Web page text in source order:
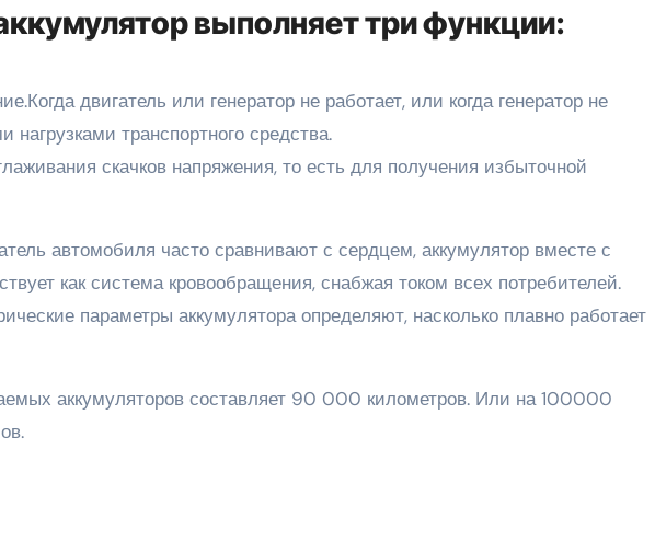
выполняет три функции:
двигатель или генератор не работает, или когда генератор не
нагрузками транспортного средства.
скачков напряжения, то есть для получения избыточной
автомобиля часто сравнивают с сердцем, аккумулятор вместе с
как система кровообращения, снабжая током всех потребителей.
параметры аккумулятора определяют, насколько плавно работает
аккумуляторов составляет 90 000 километров. Или на 100000